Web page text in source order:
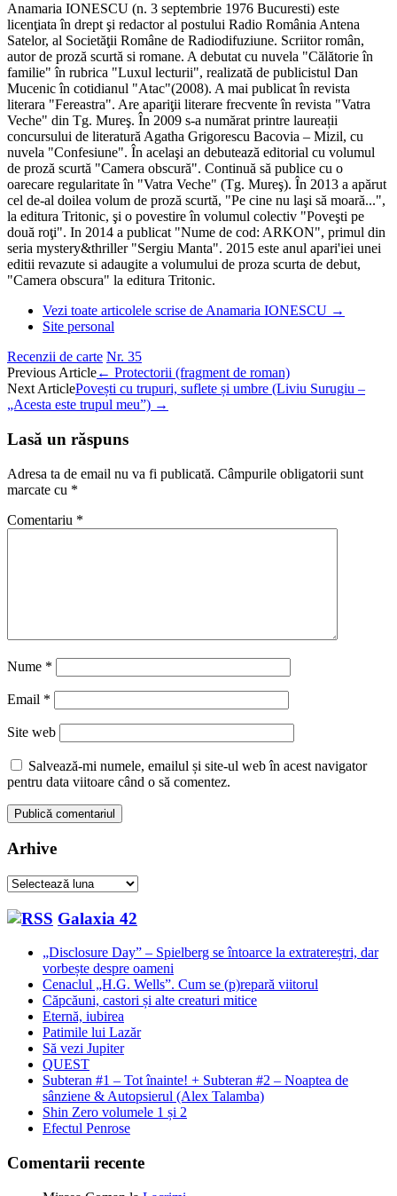
Anamaria IONESCU (n. 3 septembrie 1976 Bucuresti) este
licenţiata în drept şi redactor al postului Radio România Antena
Satelor, al Societăţii Române de Radiodifuziune. Scriitor român,
autor de proză scurtă si romane. A debutat cu nuvela "Călătorie în
familie" în rubrica "Luxul lecturii", realizată de publicistul Dan
Mucenic în cotidianul "Atac"(2008). A mai publicat în revista
literara "Fereastra". Are apariţii literare frecvente în revista "Vatra
Veche" din Tg. Mureş. În 2009 s-a numărat printre laureații
concursului de literatură Agatha Grigorescu Bacovia – Mizil, cu
nuvela "Confesiune". În acelaşi an debutează editorial cu volumul
de proză scurtă "Camera obscură". Continuă să publice cu o
oarecare regularitate în "Vatra Veche" (Tg. Mureş). În 2013 a apărut
cel de-al doilea volum de proză scurtă, "Pe cine nu laşi să moară...",
la editura Tritonic, şi o povestire în volumul colectiv "Poveşti pe
două roţi". In 2014 a publicat "Nume de cod: ARKON", primul din
seria mystery&thriller "Sergiu Manta". 2015 este anul apari'iei unei
editii revazute si adaugite a volumului de proza scurta de debut,
"Camera obscura" la editura Tritonic.
Vezi toate articolele scrise de Anamaria IONESCU →
Site personal
Recenzii de carte Nr. 35
Post
navigation
Previous Article← Protectorii (fragment de roman)
Next ArticlePovești cu trupuri, suflete și umbre (Liviu Surugiu –
„Acesta este trupul meu”) →
Lasă un răspuns
Adresa ta de email nu va fi publicată. Câmpurile obligatorii sunt
marcate cu *
Comentariu *
Nume *
Email *
Site web
Salvează-mi numele, emailul și site-ul web în acest navigator
pentru data viitoare când o să comentez.
Arhive
Arhive
Galaxia 42
„Disclosure Day” – Spielberg se întoarce la extratereștri, dar
vorbește despre oameni
Cenaclul „H.G. Wells”. Cum se (p)repară viitorul
Căpcăuni, castori și alte creaturi mitice
Eternă, iubirea
Patimile lui Lazăr
Să vezi Jupiter
QUEST
Subteran #1 – Tot înainte! + Subteran #2 – Noaptea de
sânziene & Autopsierul (Alex Talamba)
Shin Zero volumele 1 și 2
Efectul Penrose
Comentarii recente